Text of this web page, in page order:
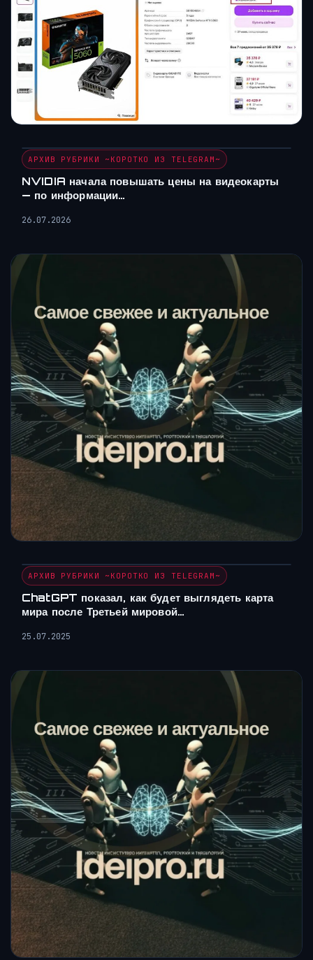
АРХИВ РУБРИКИ ~КОРОТКО ИЗ TELEGRAM~
NVIDIA начала повышать цены на видеокарты
— по информации…
26.07.2026
АРХИВ РУБРИКИ ~КОРОТКО ИЗ TELEGRAM~
ChatGPT показал, как будет выглядеть карта
мира после Третьей мировой…
25.07.2025